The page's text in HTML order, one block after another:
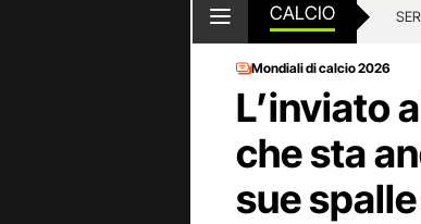
CALCIO
Mondiali di calcio 2026
L’inviato
che sta
sue